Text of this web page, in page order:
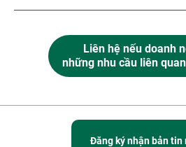
Liên hệ nếu doanh
những nhu cầu liên
Đăng ký nhận bản tin